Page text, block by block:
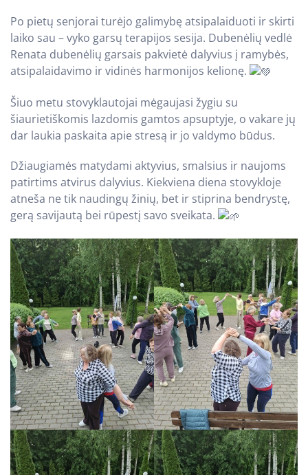
Po pietų senjorai turėjo galimybę atsipalaiduoti ir skirti
laiko sau – vyko garsų terapijos sesija. Dubenėlių vedlė
Renata dubenėlių garsais pakvietė dalyvius į ramybės,
atsipalaidavimo ir vidinės harmonijos kelionę.
Šiuo metu stovyklautojai mėgaujasi žygiu su
šiaurietiškomis lazdomis gamtos apsuptyje, o vakare jų
dar laukia paskaita apie stresą ir jo valdymo būdus.
Džiaugiamės matydami aktyvius, smalsius ir naujoms
patirtims atvirus dalyvius. Kiekviena diena stovykloje
atneša ne tik naudingų žinių, bet ir stiprina bendrystę,
gerą savijautą bei rūpestį savo sveikata.